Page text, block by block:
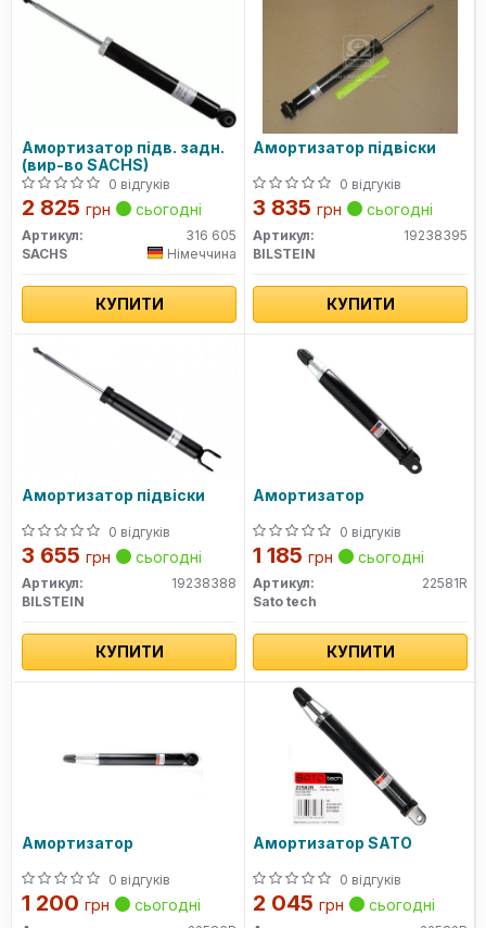
Амортизатор підв. задн.
(вир-во SACHS)
0 відгуків
2 825 грн сьогодні
Артикул:
316 605
SACHS
Німеччина
КУПИТИ
Амортизатор підвіски
0 відгуків
3 835 грн сьогодні
Артикул:
19238395
BILSTEIN
КУПИТИ
Амортизатор підвіски
0 відгуків
3 655 грн сьогодні
Артикул:
19238388
BILSTEIN
КУПИТИ
Амортизатор
0 відгуків
1 185 грн сьогодні
Артикул:
22581R
Sato tech
КУПИТИ
Амортизатор
0 відгуків
1 200 грн сьогодні
Амортизатор SATO
0 відгуків
2 045 грн сьогодні